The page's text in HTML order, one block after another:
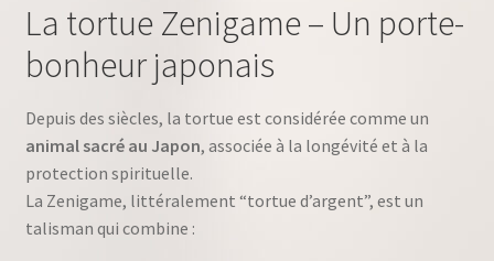
La tortue Zenigame – Un porte-
bonheur japonais
Depuis des siècles, la tortue est considérée comme un
animal sacré au Japon, associée à la longévité et à la
protection spirituelle.
La Zenigame, littéralement “tortue d’argent”, est un
talisman qui combine :